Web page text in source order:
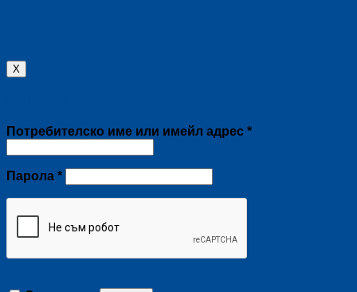
X
Потребителско име или имейл адрес *Задължително
Парола *Задължително